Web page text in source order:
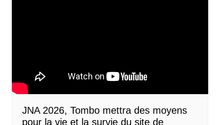
JNA 2026, Tombo mettra des moyens
pour la vie et la survie du site de